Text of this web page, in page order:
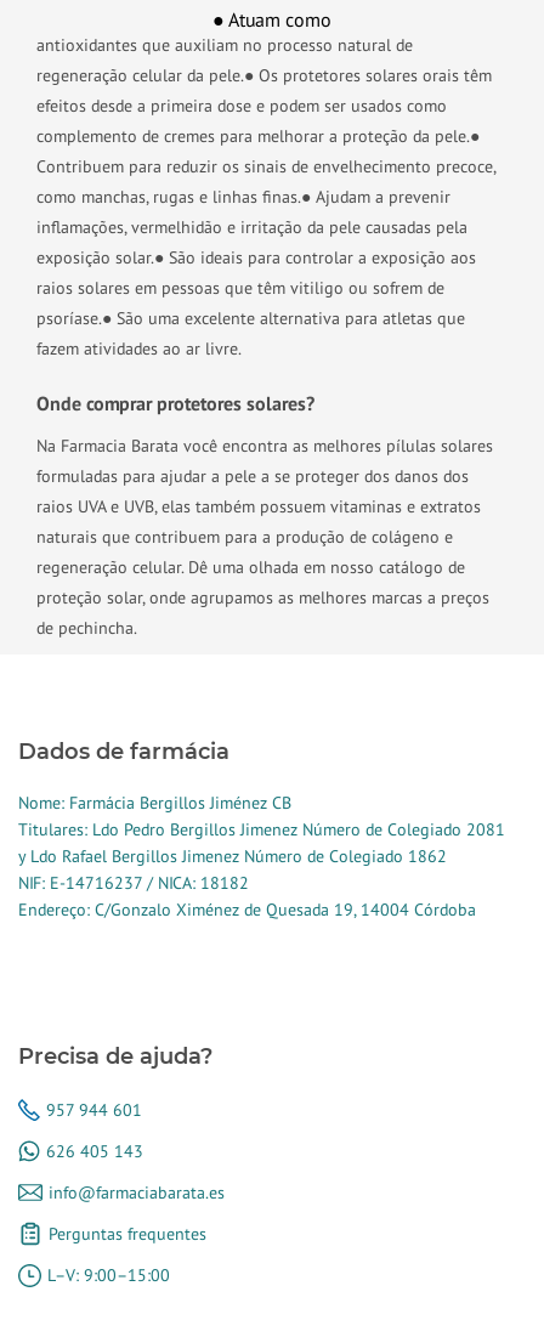
● Atuam como
antioxidantes que auxiliam no processo natural de
regeneração celular da pele.● Os protetores solares orais têm
efeitos desde a primeira dose e podem ser usados como
complemento de cremes para melhorar a proteção da pele.●
Contribuem para reduzir os sinais de envelhecimento precoce,
como manchas, rugas e linhas finas.● Ajudam a prevenir
inflamações, vermelhidão e irritação da pele causadas pela
exposição solar.● São ideais para controlar a exposição aos
raios solares em pessoas que têm vitiligo ou sofrem de
psoríase.● São uma excelente alternativa para atletas que
fazem atividades ao ar livre.
Onde comprar protetores solares?
Na Farmacia Barata você encontra as melhores pílulas solares
formuladas para ajudar a pele a se proteger dos danos dos
raios UVA e UVB, elas também possuem vitaminas e extratos
naturais que contribuem para a produção de colágeno e
regeneração celular. Dê uma olhada em nosso catálogo de
proteção solar, onde agrupamos as melhores marcas a preços
de pechincha.
Dados de farmácia
Nome: Farmácia Bergillos Jiménez CB
Titulares: Ldo Pedro Bergillos Jimenez Número de Colegiado 2081
y Ldo Rafael Bergillos Jimenez Número de Colegiado 1862
NIF: E-14716237 / NICA: 18182
Endereço: C/Gonzalo Ximénez de Quesada 19, 14004 Córdoba
Precisa de ajuda?
957 944 601
626 405 143
info@farmaciabarata.es
Perguntas frequentes
L–V: 9:00–15:00